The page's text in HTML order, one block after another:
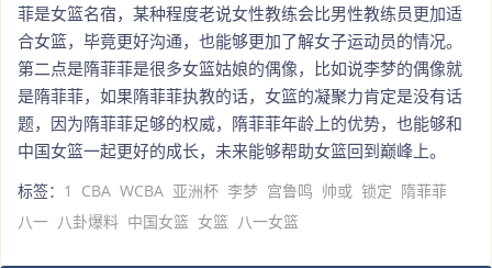
菲是女篮名宿，某种程度老说女性教练会比男性教练员更加适
合女篮，毕竟更好沟通，也能够更加了解女子运动员的情况。
第二点是隋菲菲是很多女篮姑娘的偶像，比如说李梦的偶像就
是隋菲菲，如果隋菲菲执教的话，女篮的凝聚力肯定是没有话
题，因为隋菲菲足够的权威，隋菲菲年龄上的优势，也能够和
中国女篮一起更好的成长，未来能够帮助女篮回到巅峰上。
标签： 1 CBA WCBA 亚洲杯 李梦 宫鲁鸣 帅或 锁定 隋菲菲
八一 八卦爆料 中国女篮 女篮 八一女篮